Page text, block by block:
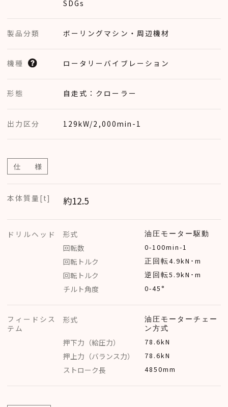
SDGs
製品分類 ボーリングマシン・周辺機材
機種 ロータリーバイブレーション
形態 自走式：クローラー
出力区分 129kW/2,000min-1
仕 様
本体質量[t] 約12.5
ドリルヘッド 形式
油圧モーター駆動
回転数
0-100min-1
回転トルク
正回転4.9kN･m
回転トルク
逆回転5.9kN･m
チルト角度
0-45°
フィードシス
テム
形式
油圧モーターチェー
ン方式
押下力（給圧力）
78.6kN
押上力（バランス力）
78.6kN
ストローク長
4850mm